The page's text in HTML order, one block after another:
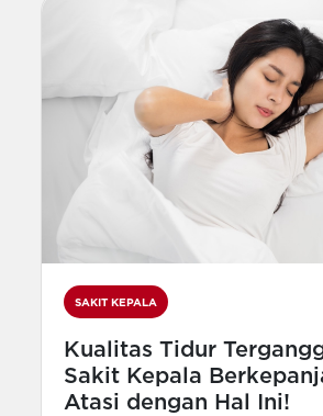
SAKIT KEPALA
Kualitas Tidur
Sakit Kepala
Atasi dengan Hal Ini!